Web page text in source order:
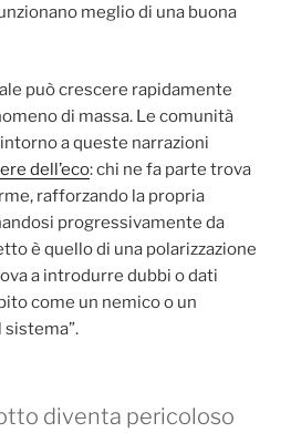
meglio di una buona
può crescere rapidamente
di massa. Le comunità
a queste narrazioni
dell’eco: chi ne fa parte trova
rafforzando la propria
progressivamente da
è quello di una polarizzazione
a introdurre dubbi o dati
come un nemico o un
sistema”.
diventa pericoloso